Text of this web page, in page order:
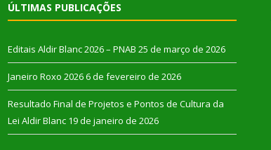
ÚLTIMAS PUBLICAÇÕES
Editais Aldir Blanc 2026 – PNAB 25 de março de 2026
Janeiro Roxo 2026 6 de fevereiro de 2026
Resultado Final de Projetos e Pontos de Cultura da
Lei Aldir Blanc 19 de janeiro de 2026